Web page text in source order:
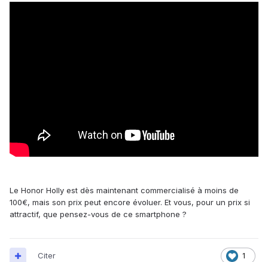
Le Honor Holly est dès maintenant commercialisé à moins de
100€, mais son prix peut encore évoluer. Et vous, pour un prix si
attractif, que pensez-vous de ce smartphone ?
1
Citer